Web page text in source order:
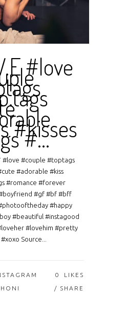
#love
#kisses
#…
#love #couple #toptags
#adorable #kiss
#romance #forever
#gf #bf #bff
#happy
#beautiful #instagood
#lovehim #pretty
Source...
0
LIKES
SHARE